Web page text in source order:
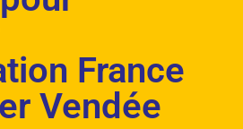
France
Vendée